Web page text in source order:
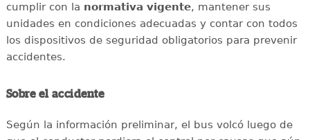
cumplir con la normativa vigente, mantener sus
unidades en condiciones adecuadas y contar con todos
los dispositivos de seguridad obligatorios para prevenir
accidentes.
Sobre el accidente
Según la información preliminar, el bus volcó luego de